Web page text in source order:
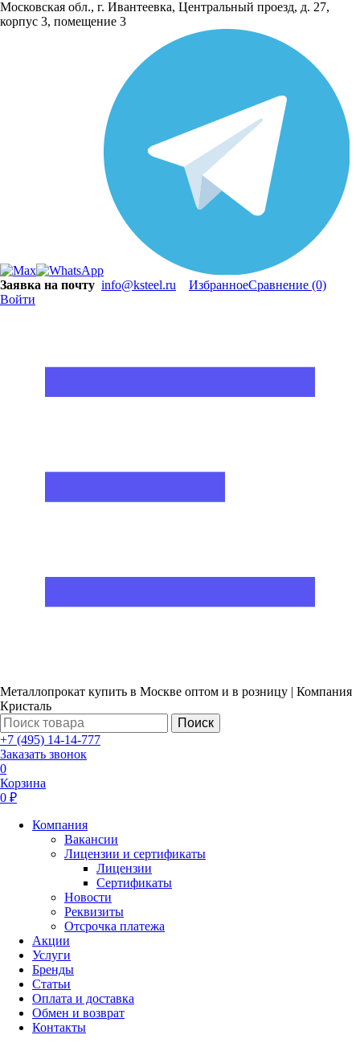
Московская обл., г. Ивантеевка, Центральный проезд, д. 27,
корпус 3, помещение 3
Заявка на почту info@ksteel.ru ИзбранноеСравнение (0)
Войти
Металлопрокат купить в Москве оптом и в розницу | Компания
Кристаль
Поиск
+7 (495) 14-14-777
Заказать звонок
0
Корзина
0 ₽
Компания
Вакансии
Лицензии и сертификаты
Лицензии
Сертификаты
Новости
Реквизиты
Отсрочка платежа
Акции
Услуги
Бренды
Статьи
Оплата и доставка
Обмен и возврат
Контакты